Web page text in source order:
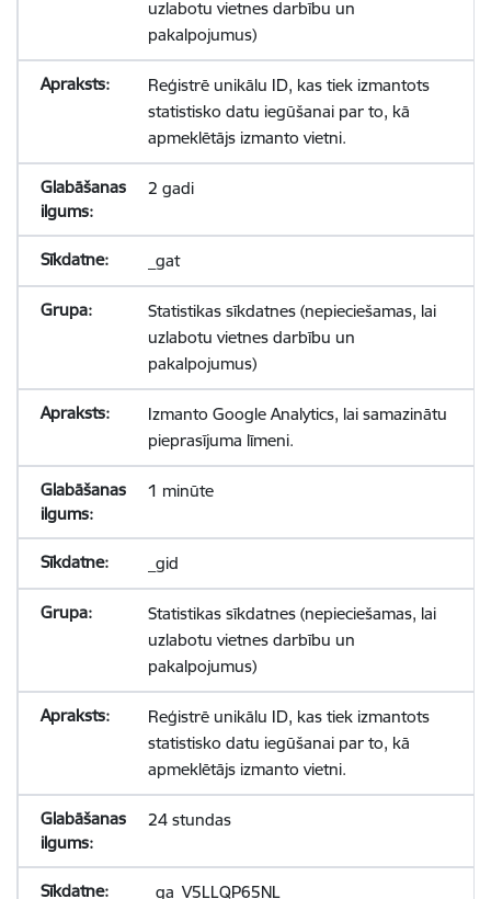
uzlabotu vietnes darbību un
pakalpojumus)
Reģistrē unikālu ID, kas tiek izmantots
statistisko datu iegūšanai par to, kā
apmeklētājs izmanto vietni.
2 gadi
_gat
Statistikas sīkdatnes (nepieciešamas, lai
uzlabotu vietnes darbību un
pakalpojumus)
Izmanto Google Analytics, lai samazinātu
pieprasījuma līmeni.
1 minūte
_gid
Statistikas sīkdatnes (nepieciešamas, lai
uzlabotu vietnes darbību un
pakalpojumus)
Reģistrē unikālu ID, kas tiek izmantots
statistisko datu iegūšanai par to, kā
apmeklētājs izmanto vietni.
24 stundas
_ga_V5LLQP65NL